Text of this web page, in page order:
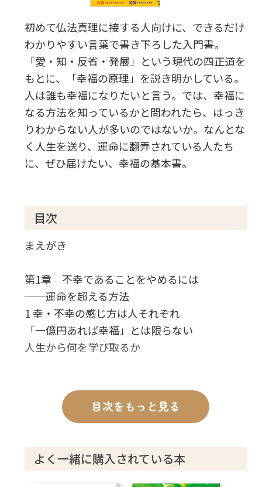
初めて仏法真理に接する人向けに、できるだけ
わかりやすい言葉で書き下ろした入門書。
「愛・知・反省・発展」という現代の四正道を
もとに、「幸福の原理」を説き明かしている。
人は誰も幸福になりたいと言う。では、幸福に
なる方法を知っているかと問われたら、はっき
りわからない人が多いのではないか。なんとな
く人生を送り、運命に翻弄されている人たち
に、ぜひ届けたい、幸福の基本書。
目次
まえがき
第1章 不幸であることをやめるには
──運命を超える方法
1 幸・不幸の感じ方は人それぞれ
「一億円あれば幸福」とは限らない
人生から何を学び取るか
最高の幸福が最高の不幸になるとき
成功を続けていくためのヒント
3 人生は自己発見の旅
人生の二つの目的とは
目次をもっと見る
よく一緒に購入されている本